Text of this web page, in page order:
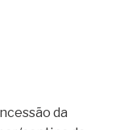
da